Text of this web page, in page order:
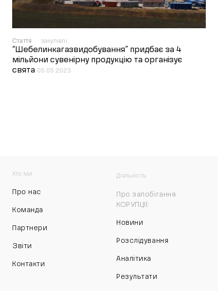
Стаття закупівлі
“Шебелинкагазвидобування” придбає за 4
мільйони сувенірну продукцію та організує
свята 05.05.2023
Хто ми
Про нас
Команда
Партнери
Звіти
Контакти
Діяльність
Про запобігання
КОРУПЦІЇ:
Новини
Розслідування
Аналітика
Результати